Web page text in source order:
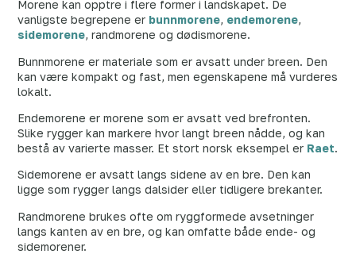
Morene kan opptre i flere former i landskapet. De
vanligste begrepene er bunnmorene, endemorene,
sidemorene, randmorene og dødismorene.
Bunnmorene er materiale som er avsatt under breen. Den
kan være kompakt og fast, men egenskapene må vurderes
lokalt.
Endemorene er morene som er avsatt ved brefronten.
Slike rygger kan markere hvor langt breen nådde, og kan
bestå av varierte masser. Et stort norsk eksempel er Raet.
Sidemorene er avsatt langs sidene av en bre. Den kan
ligge som rygger langs dalsider eller tidligere brekanter.
Randmorene brukes ofte om ryggformede avsetninger
langs kanten av en bre, og kan omfatte både ende- og
sidemorener.